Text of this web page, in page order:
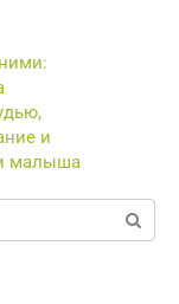
и
малыша